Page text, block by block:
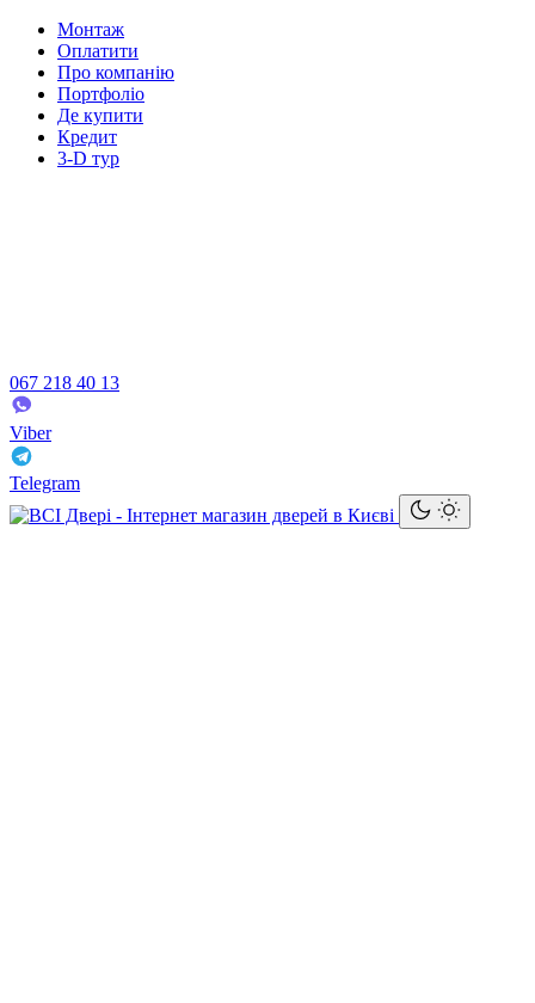
Монтаж
Оплатити
Про компанію
Портфоліо
Де купити
Кредит
3-D тур
067 218 40 13
Viber
Telegram